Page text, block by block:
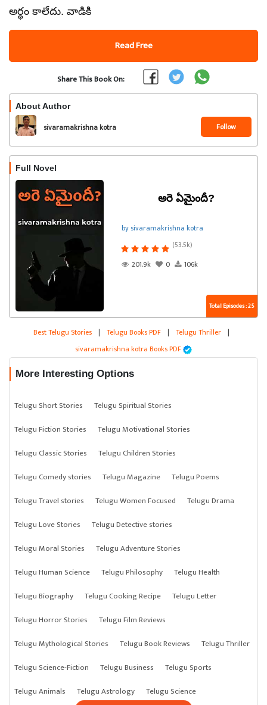
అర్ధం కాలేదు. వాడికి
Read Free
Share This Book On:
About Author
sivaramakrishna kotra Follow
Full Novel
అరె ఏమైందీ?
by sivaramakrishna kotra
(53.5k)
201.9k
0 106k
Total Episodes : 25
Best Telugu Stories | Telugu Books PDF | Telugu Thriller |
sivaramakrishna kotra Books PDF
More Interesting Options
Telugu Short Stories
Telugu Spiritual Stories
Telugu Fiction Stories
Telugu Motivational Stories
Telugu Classic Stories
Telugu Children Stories
Telugu Comedy stories
Telugu Magazine
Telugu Poems
Telugu Travel stories
Telugu Women Focused
Telugu Drama
Telugu Love Stories
Telugu Detective stories
Telugu Moral Stories
Telugu Adventure Stories
Telugu Human Science
Telugu Philosophy
Telugu Health
Telugu Biography
Telugu Cooking Recipe
Telugu Letter
Telugu Horror Stories
Telugu Film Reviews
Telugu Mythological Stories
Telugu Book Reviews
Telugu Thriller
Telugu Science-Fiction
Telugu Business
Telugu Sports
Telugu Animals
Telugu Astrology Telugu Science